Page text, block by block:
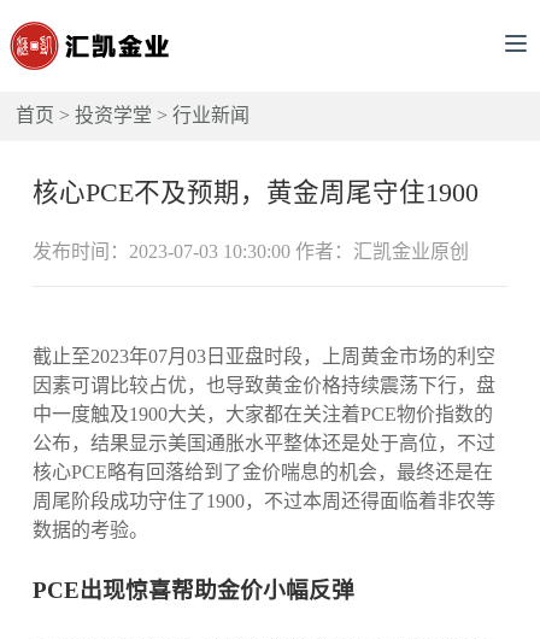
首页 >投资学堂 >行业新闻
核心PCE不及预期，黄金周尾守住1900
发布时间：2023-07-03 10:30:00 作者：汇凯金业原创
截止至2023年07月03日亚盘时段，上周黄金市场的利空
因素可谓比较占优，也导致黄金价格持续震荡下行，盘
中一度触及1900大关，大家都在关注着PCE物价指数的
公布，结果显示美国通胀水平整体还是处于高位，不过
核心PCE略有回落给到了金价喘息的机会，最终还是在
周尾阶段成功守住了1900，不过本周还得面临着非农等
数据的考验。
PCE出现惊喜帮助金价小幅反弹